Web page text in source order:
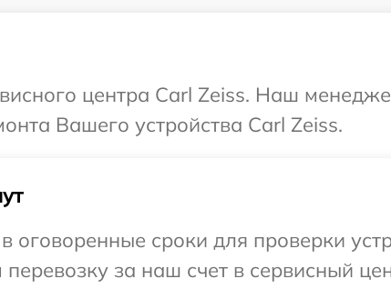
центра Carl Zeiss. Наш
Вашего устройства Carl Zeiss.
сроки для проверки
за наш счет в сервисный